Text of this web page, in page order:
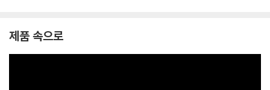
※ 아웃케이스/구성품/포장 상태
1) 제작/배송 과정에서 경미한 아웃케이스 주름, 모서리 눌림 및 갈라짐이
제품 속으로